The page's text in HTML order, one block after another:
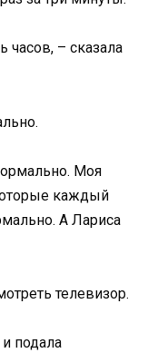
часов, – сказала
Моя
каждый
А Лариса
телевизор.
подала